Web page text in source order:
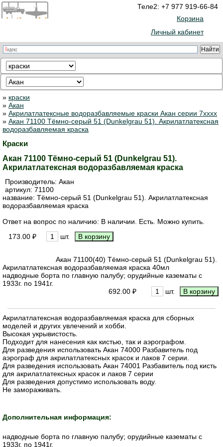
Теле2: +7 977 919-66-84
Корзина
Личный кабинет
» краски
» Акан
» Акрилатлатексные водоразбавляемые краски Акан серии 7xxxx
» Акан 71100 Тёмно-серый 51 (Dunkelgrau 51). Акрилатлатексная
водоразбавляемая краска
Краски
Акан 71100 Тёмно-серый 51 (Dunkelgrau 51).
Акрилатлатексная водоразбавляемая краска
Производитель: Акан
артикул: 71100
название: Тёмно-серый 51 (Dunkelgrau 51). Акрилатлатексная
водоразбавляемая краска
Ответ на вопрос по наличию: В наличии. Есть. Можно купить.
173.00 ₽
шт.
Акан 71100(40) Тёмно-серый 51 (Dunkelgrau 51).
Акрилатлатексная водоразбавляемая краска 40мл
надводные борта по главную палубу; орудийные казематы с
1933г. по 1941г.
692.00 ₽
шт.
Акрилатлатексная водоразбавляемая краска для сборных
моделей и других увлечений и хобби.
Высокая укрывистость.
Подходит для нанесения как кистью, так и аэрографом.
Для разведения использовать Акан 74000 Разбавитель под
аэрограф для акрилатлатексных красок и лаков 7 серии.
Для разведения использовать Акан 74001 Разбавитель под кисть
для акрилатлатексных красок и лаков 7 серии
Для разведения допустимо использовать воду.
Не замораживать.
Дополнительная информация:
надводные борта по главную палубу; орудийные казематы с
1933г. по 1941г.